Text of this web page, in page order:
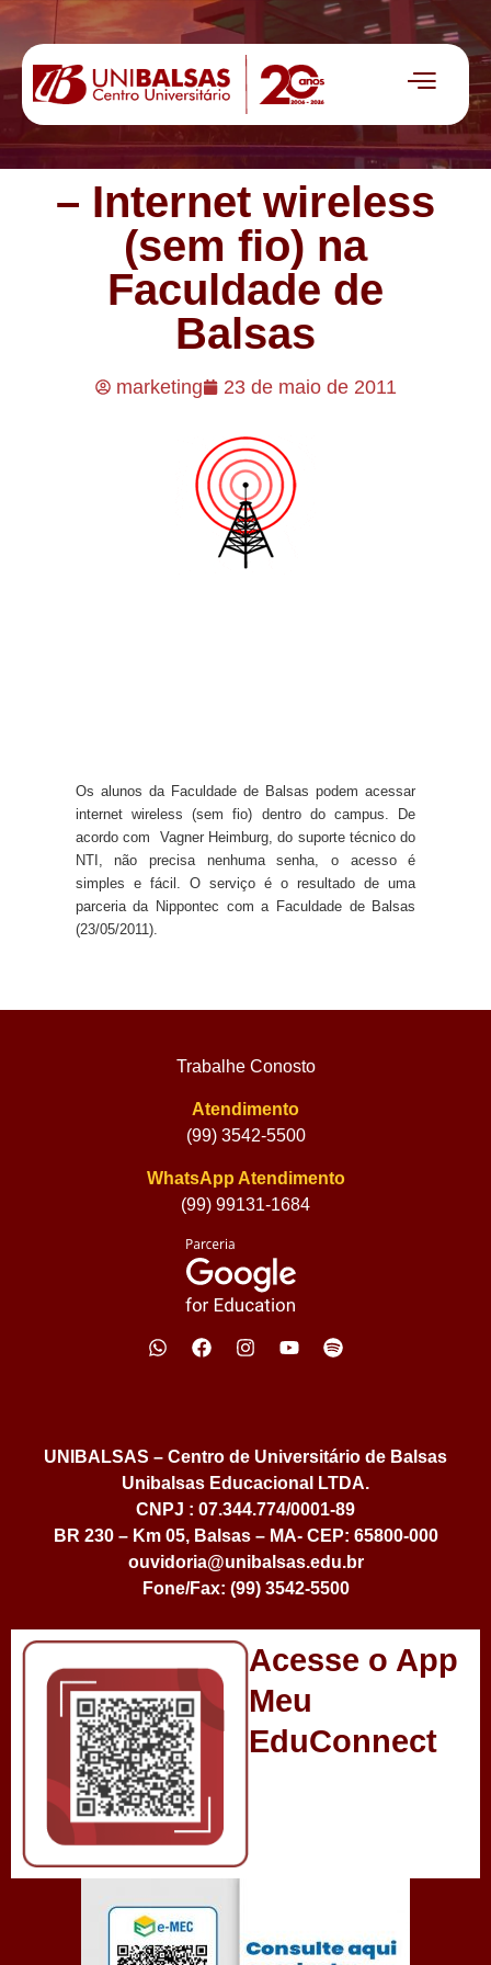
– Internet wireless
(sem fio) na
Faculdade de
Balsas
marketing 23 de maio de 2011
Os alunos da Faculdade de Balsas podem acessar
internet wireless (sem fio) dentro do campus. De
acordo com Vagner Heimburg, do suporte técnico do
NTI, não precisa nenhuma senha, o acesso é
simples e fácil. O serviço é o resultado de uma
parceria da Nippontec com a Faculdade de Balsas
(23/05/2011).
Trabalhe Conosto
Atendimento
(99) 3542-5500
WhatsApp Atendimento
(99) 99131-1684
UNIBALSAS – Centro de Universitário de Balsas
Unibalsas Educacional LTDA.
CNPJ : 07.344.774/0001-89
BR 230 – Km 05, Balsas – MA- CEP: 65800-000
ouvidoria@unibalsas.edu.br
Fone/Fax: (99) 3542-5500
Acesse o App
Meu
EduConnect